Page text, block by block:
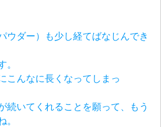
ウダー）も少し経てばなじんでき
こんなに長くなってしまっ
続いてくれることを願って、もう